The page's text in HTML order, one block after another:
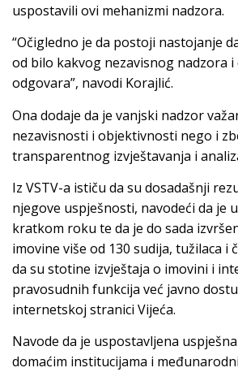
uspostavili ovi mehanizmi nadzora.
“Očigledno je da postoji nastojanje
od bilo kakvog nezavisnog nadzora i
odgovara”, navodi Korajlić.
Ona dodaje da je vanjski nadzor
nezavisnosti i objektivnosti nego i
transparentnog izvještavanja i
Iz VSTV-a ističu da su dosadašnji
njegove uspješnosti, navodeći da je
kratkom roku te da je do sada
imovine više od 130 sudija, tužilaca i
da su stotine izvještaja o imovini i
pravosudnih funkcija već javno
internetskoj stranici Vijeća.
Navode da je uspostavljena
domaćim institucijama i